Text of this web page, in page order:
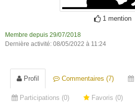
1 mention
Membre depuis 29/07/2018
Dernière activité: 08/05/2022 à 11:24
Profil Commentaires (7)
Participations (0) Favoris (0)